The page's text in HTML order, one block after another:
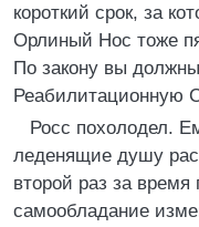
короткий срок, за
Орлиный Нос тоже
По закону вы
Реабилитационную
Росс похолодел.
леденящие душу
второй раз за
самообладание